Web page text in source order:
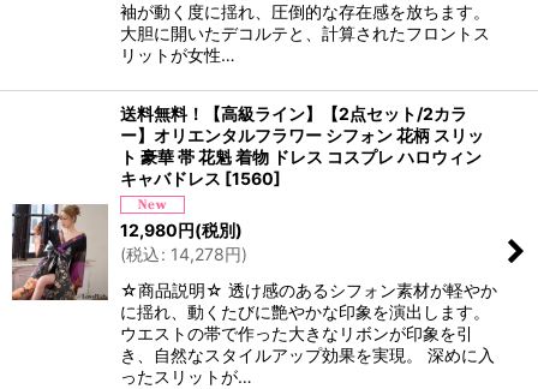
袖が動く度に揺れ、圧倒的な存在感を放ちます。
大胆に開いたデコルテと、計算されたフロントス
リットが女性…
送料無料！【高級ライン】【2点セット/2カラ
ー】オリエンタルフラワー シフォン 花柄 スリッ
ト 豪華 帯 花魁 着物 ドレス コスプレ ハロウィン
キャバドレス [1560]
12,980円(税別)
(税込: 14,278円)
☆商品説明☆ 透け感のあるシフォン素材が軽やか
に揺れ、動くたびに艶やかな印象を演出します。
ウエストの帯で作った大きなリボンが印象を引
き、自然なスタイルアップ効果を実現。 深めに入
ったスリットが…